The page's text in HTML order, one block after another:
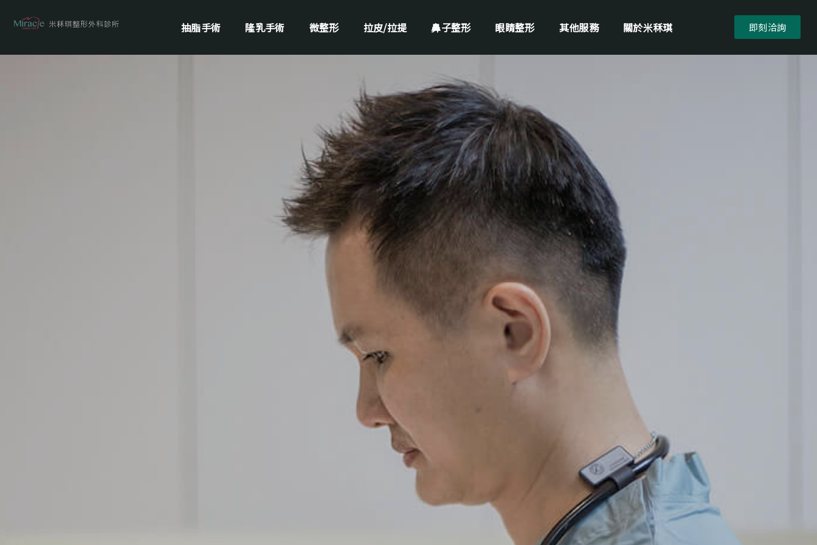
抽脂手術 隆乳手術 微整形 拉皮/拉提 鼻子整形 眼睛整形 其他服務 關於米秝琪 即刻洽詢